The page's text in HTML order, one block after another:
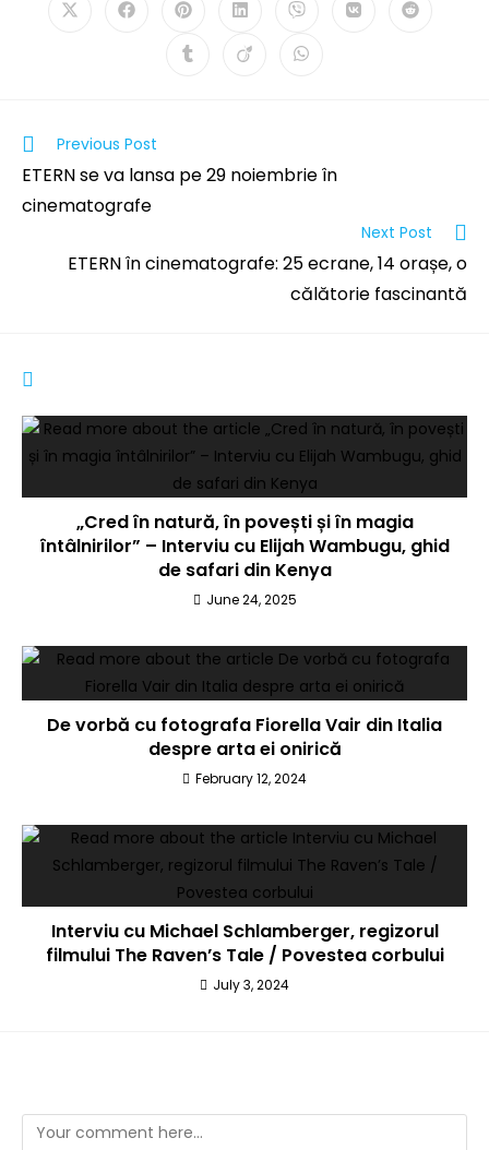
Previous Post
ETERN se va lansa pe 29 noiembrie în
cinematografe
Next Post
ETERN în cinematografe: 25 ecrane, 14 orașe, o
călătorie fascinantă
„Cred în natură, în povești și în magia
întâlnirilor” – Interviu cu Elijah Wambugu, ghid
de safari din Kenya
June 24, 2025
De vorbă cu fotografa Fiorella Vair din Italia
despre arta ei onirică
February 12, 2024
Interviu cu Michael Schlamberger, regizorul
filmului The Raven’s Tale / Povestea corbului
July 3, 2024